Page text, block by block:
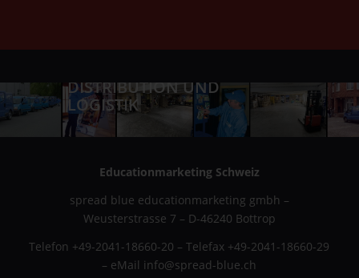
DISTRIBUTION UND
LOGISTIK
Educationmarketing Schweiz
spread blue educationmarketing gmbh –
Weusterstrasse 7 – D-46240 Bottrop
Telefon +49-2041-18660-20 – Telefax +49-2041-18660-29
– eMail info@spread-blue.ch